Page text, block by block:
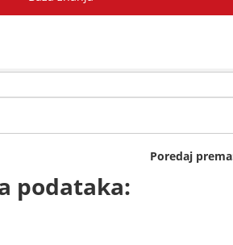
Poredaj prema
podataka: